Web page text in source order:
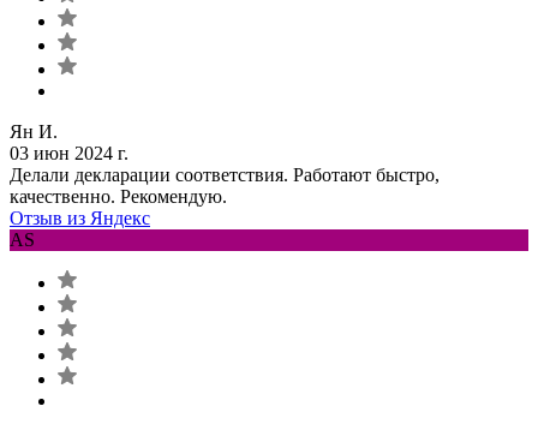
Ян И.
03 июн 2024 г.
Делали декларации соответствия. Работают быстро,
качественно. Рекомендую.
Отзыв из Яндекс
AS